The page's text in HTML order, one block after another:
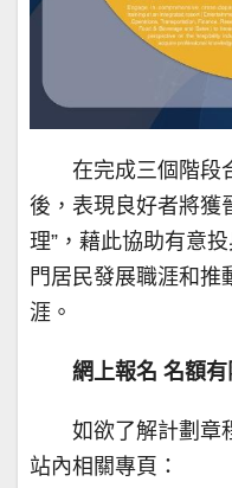
在完成三個階段
後，表現良好者將獲
理”，藉此協助有意
門居民發展職涯和推
涯。
網上報名 名額
如欲了解計劃章
站內相關專頁：